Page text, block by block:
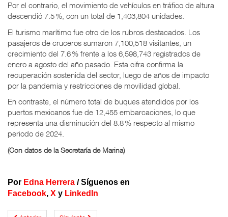
Por el contrario, el movimiento de vehículos en tráfico de altura
descendió 7.5 %, con un total de 1,403,804 unidades.
El turismo marítimo fue otro de los rubros destacados. Los
pasajeros de cruceros sumaron 7,100,518 visitantes, un
crecimiento del 7.6 % frente a los 6,598,743 registrados de
enero a agosto del año pasado. Esta cifra confirma la
recuperación sostenida del sector, luego de años de impacto
por la pandemia y restricciones de movilidad global.
En contraste, el número total de buques atendidos por los
puertos mexicanos fue de 12,455 embarcaciones, lo que
representa una disminución del 8.8 % respecto al mismo
periodo de 2024.
(Con datos de la Secretaría de Marina)
Por Edna Herrera /Síguenos en
Facebook, X y LinkedIn